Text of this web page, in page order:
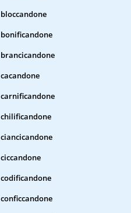
bloccandone
bonificandone
brancicandone
cacandone
carnificandone
chilificandone
ciancicandone
ciccandone
codificandone
conficcandone